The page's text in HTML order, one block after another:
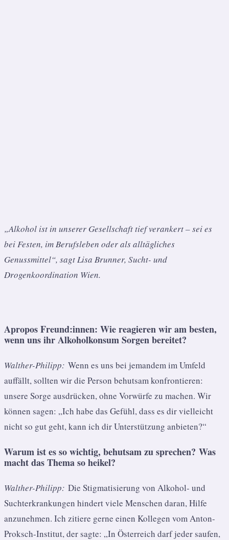
„Alkohol ist in unserer Gesellschaft tief verankert – sei es
bei Festen, im Berufsleben oder als alltägliches
Genussmittel“, sagt Lisa Brunner, Sucht- und
Drogenkoordination Wien.
Apropos Freund:innen: Wie reagieren wir am besten,
wenn uns ihr Alkoholkonsum Sorgen bereitet?
Walther-Philipp: Wenn es uns bei jemandem im Umfeld
auffällt, sollten wir die Person behutsam konfrontieren:
unsere Sorge ausdrücken, ohne Vorwürfe zu machen. Wir
können sagen: „Ich habe das Gefühl, dass es dir vielleicht
nicht so gut geht, kann ich dir Unterstützung anbieten?“
Warum ist es so wichtig, behutsam zu sprechen? Was
macht das Thema so heikel?
Walther-Philipp: Die Stigmatisierung von Alkohol- und
Suchterkrankungen hindert viele Menschen daran, Hilfe
anzunehmen. Ich zitiere gerne einen Kollegen vom Anton-
Proksch-Institut, der sagte: „In Österreich darf jeder saufen,